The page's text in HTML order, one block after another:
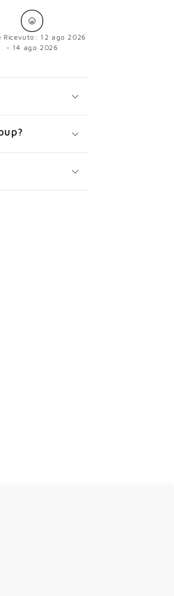
Ricevuto: 12 ago 2026
- 14 ago 2026